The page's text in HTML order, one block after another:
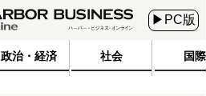
▶PC版
政治・経済 社会 国際